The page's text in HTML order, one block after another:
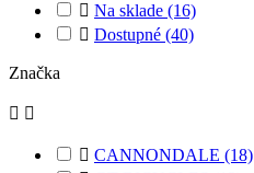
 Na sklade (16)
 Dostupné (40)
Značka
 
 CANNONDALE (18)